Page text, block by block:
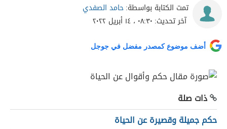
تمت الكتابة بواسطة:حامد الصفدي
آخر تحديث: ٠٨:٣٠ ، ١٤ أبريل ٢٠٢٢
أضف موضوع كمصدر مفضل في جوجل
ذات صلة
حكم جميلة وقصيرة عن الحياة